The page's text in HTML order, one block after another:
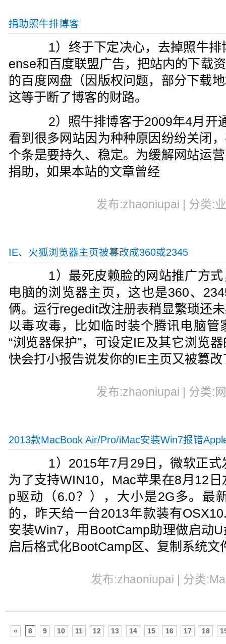
捐助照牛排博客
1）终于下定决心，去掉照牛排
ense和百度联盟广告，把站内的下载
的百度网盘（因版权问题，部分下载
这等于断了博客的财路。
2）照牛排博客于2009年4月开
看到很多网站因为种种原因纷纷关闭
个条是要持久、稳定。为缓解网站运
捐助，如果本站的文章曾经
发布:zhaoniupai | 分类:
IE、火狐浏览器主页被篡改成360或2345
1）最死皮赖脸的网站推广方式
电脑的浏览器主页，这也是360、
俩。运行regedit改注册表稍显繁琐还
以毒攻毒，比如临时装个腾讯电脑管
“浏览器保护”，可设定IE及其它浏览
快会打小报告说发你的IE主页又被篡改
发布:zhaoniupai | 分类:
2013款MacBook Air/Pro/iMac安装Win7报错
1）2015年7月29日，微软正式
为了支持WIN10，Mac苹果在8月12
p驱动（6.0？），大小是2G多。最
的，昨天给一台2013年款装有
安装Win7，用BootCamp助理做启动
启后格式化BootCamp区、复制系统文
发布:zhaoniupai | 分类
« 8 9 10 11 12 13 14 15 16 17 18